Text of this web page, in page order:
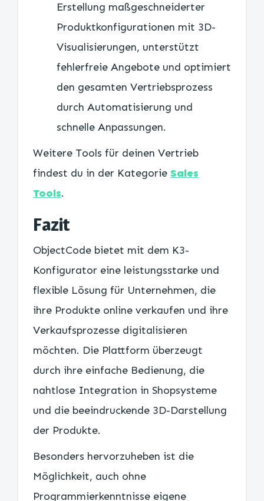
Erstellung maßgeschneiderter
Produktkonfigurationen mit 3D-
Visualisierungen, unterstützt
fehlerfreie Angebote und optimiert
den gesamten Vertriebsprozess
durch Automatisierung und
schnelle Anpassungen.
Weitere Tools für deinen Vertrieb
findest du in der Kategorie Sales
Tools.
Fazit
ObjectCode bietet mit dem K3-
Konfigurator eine leistungsstarke und
flexible Lösung für Unternehmen, die
ihre Produkte online verkaufen und ihre
Verkaufsprozesse digitalisieren
möchten. Die Plattform überzeugt
durch ihre einfache Bedienung, die
nahtlose Integration in Shopsysteme
und die beeindruckende 3D-Darstellung
der Produkte.
Besonders hervorzuheben ist die
Möglichkeit, auch ohne
Programmierkenntnisse eigene